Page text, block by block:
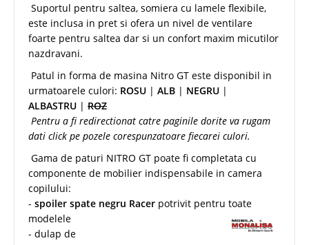
Suportul pentru saltea, somiera cu lamele flexibile,
este inclusa in pret si ofera un nivel de ventilare
foarte pentru saltea dar si un confort maxim micutilor
nazdravani.
Patul in forma de masina Nitro GT este disponibil in
urmatoarele culori: ROSU | ALB | NEGRU |
ALBASTRU | ROZ
Pentru a fi redirectionat catre paginile dorite va rugam
dati click pe pozele corespunzatoare fiecarei culori.
Gama de paturi NITRO GT poate fi completata cu
componente de mobilier indispensabile in camera
copilului:
- spoiler spate negru Racer potrivit pentru toate
modelele
- dulap de